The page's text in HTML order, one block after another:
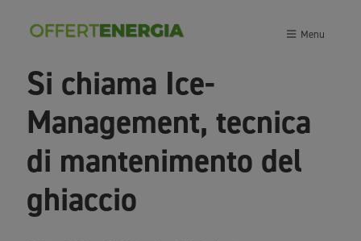
Menu
Si chiama Ice-
Management, tecnica
di mantenimento del
ghiaccio